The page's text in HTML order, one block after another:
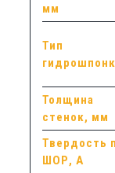
мм
Тип
Толщина
стенок, мм
Твердость
ШОР, А